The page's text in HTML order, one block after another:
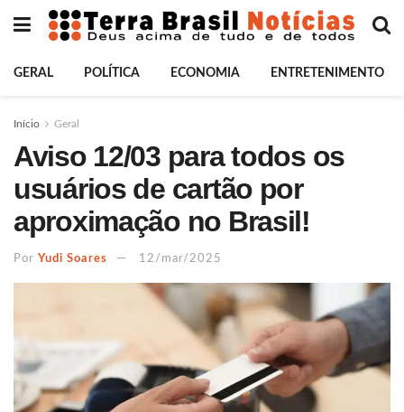
GERAL POLÍTICA ECONOMIA ENTRETENIMENTO
Início Geral
Aviso 12/03 para todos os
usuários de cartão por
aproximação no Brasil!
Por Yudi Soares 12/mar/2025